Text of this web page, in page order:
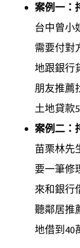
案例一：
台中曾小
需要付對
地跟銀行
朋友推薦
土地貸款
案例二：
苗栗林先
要一筆修
來和銀行
聽鄰居推
地借到40